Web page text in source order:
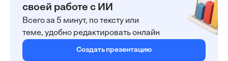
своей работе с ИИ
Всего за 5 минут, по тексту или
теме, удобно редактировать онлайн
Создать презентацию